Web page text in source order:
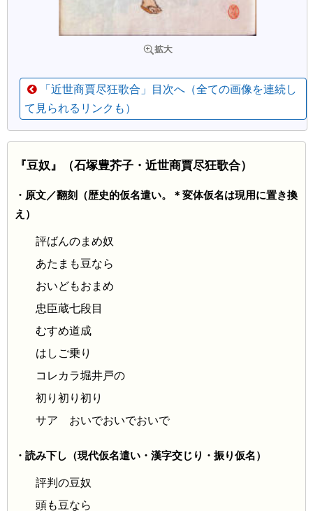
「近世商賈尽狂歌合」目次へ（全ての画像を連続し
て見られるリンクも）
『豆奴』（石塚豊芥子・近世商賈尽狂歌合）
・原文／翻刻（歴史的仮名遣い。＊変体仮名は現用に置き換
え）
評ばんのまめ奴
あたまも豆なら
おいどもおまめ
忠臣蔵七段目
むすめ道成
はしご乗り
コレカラ堀井戸の
初り初り初り
サア おいでおいでおいで
・読み下し（現代仮名遣い・漢字交じり・振り仮名）
評判の豆奴
頭も豆なら